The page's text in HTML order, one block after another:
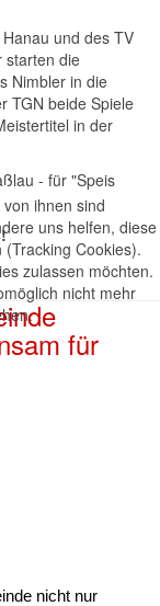
und des TV
starten die
Nimbler in die
TGN beide Spiele
in der
- für "Speis
für
nicht nur
ihnen sind
uns helfen, diese
Cookies).
zulassen möchten.
nicht mehr